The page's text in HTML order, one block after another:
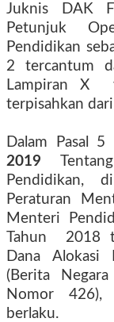
Juknis DAK
Petunjuk
Pendidikan
2
tercantum
Lampiran X
terpisahkan
Dalam Pasal 5
2019
Pendidikan,
Peraturan
Menteri
Tahun
2018
Dana
Alokasi
(Berita
Negara
Nomor 426),
berlaku.